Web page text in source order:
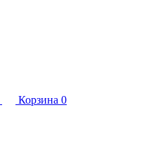
Корзина 0